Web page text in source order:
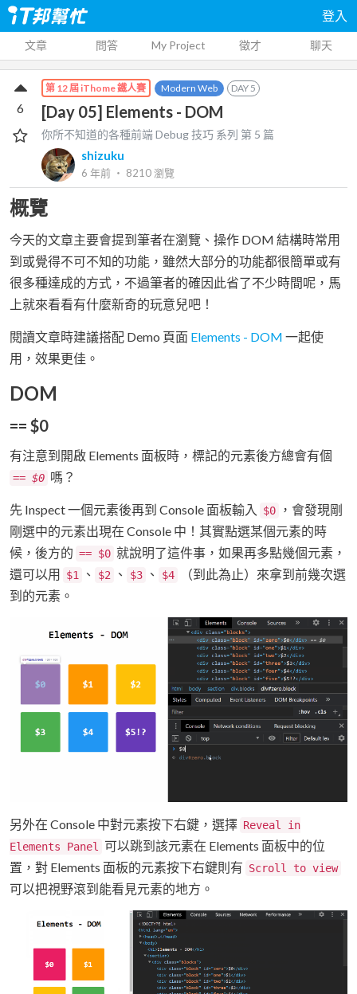
登入
文章 問答 My Project 徵才 聊天
第 12 屆 iThome 鐵人賽 Modern Web DAY5
[Day 05] Elements - DOM
你所不知道的各種前端 Debug 技巧 系列 第 5 篇
shizuku
6 年前 ‧ 8210瀏覽
6
概覽
今天的文章主要會提到筆者在瀏覽、操作 DOM 結構時常用
到或覺得不可不知的功能，雖然大部分的功能都很簡單或有
很多種達成的方式，不過筆者的確因此省了不少時間呢，馬
上就來看看有什麼新奇的玩意兒吧！
閱讀文章時建議搭配 Demo 頁面 Elements - DOM 一起使
用，效果更佳。
DOM
== $0
有注意到開啟 Elements 面板時，標記的元素後方總會有個
== $0 嗎？
先 Inspect 一個元素後再到 Console 面板輸入 $0
，會發現剛
剛選中的元素出現在 Console 中！其實點選某個元素的時
候，後方的 == $0 就說明了這件事，如果再多點幾個元素，
還可以用
$1 、 $2 、 $3 、 $4
（到此為止）來拿到前幾次選
到的元素。
另外在 Console 中對元素按下右鍵，選擇 Reveal in
Elements Panel 可以跳到該元素在 Elements 面板中的位
置，對 Elements 面板的元素按下右鍵則有 Scroll to view
可以把視野滾到能看見元素的地方。